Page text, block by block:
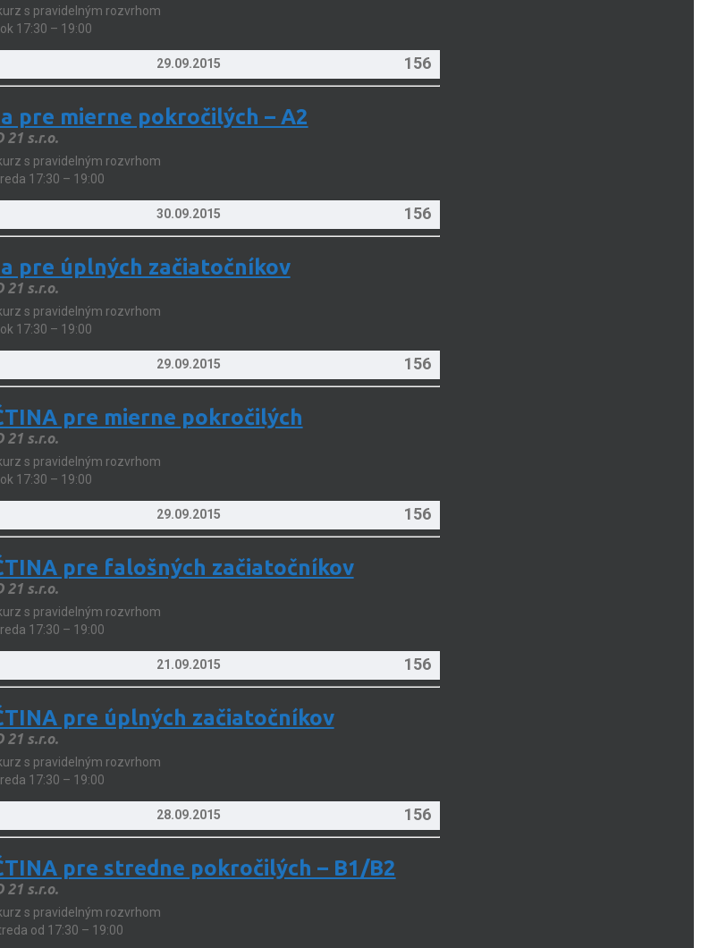
s pravidelným rozvrhom
17:30 – 19:00
29.09.2015 156
pre mierne pokročilých – A2
21 s.r.o.
s pravidelným rozvrhom
17:30 – 19:00
30.09.2015 156
pre úplných začiatočníkov
21 s.r.o.
s pravidelným rozvrhom
17:30 – 19:00
29.09.2015 156
pre mierne pokročilých
21 s.r.o.
s pravidelným rozvrhom
17:30 – 19:00
29.09.2015 156
pre falošných začiatočníkov
21 s.r.o.
s pravidelným rozvrhom
17:30 – 19:00
21.09.2015 156
pre úplných začiatočníkov
21 s.r.o.
s pravidelným rozvrhom
17:30 – 19:00
28.09.2015 156
pre stredne pokročilých – B1/B2
21 s.r.o.
s pravidelným rozvrhom
od 17:30 – 19:00